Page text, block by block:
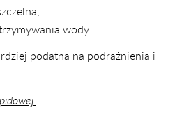
wody.
podatna na podrażnienia i